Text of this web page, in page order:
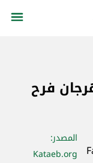
فرح
المصدر:
Kataeb.org